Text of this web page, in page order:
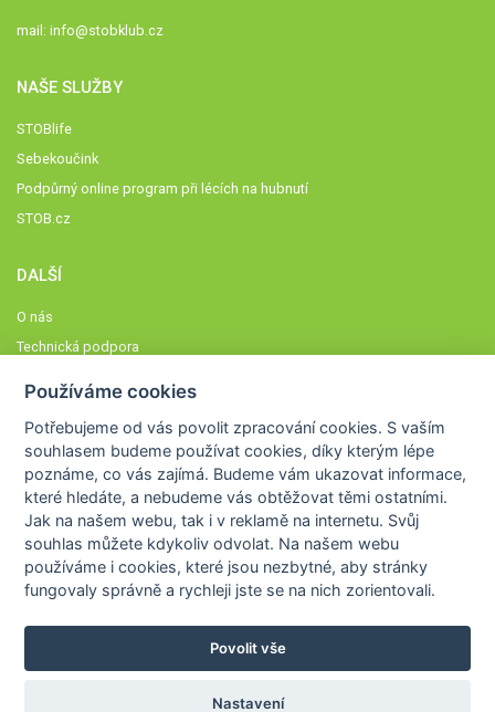
mail: info@stobklub.cz
NAŠE SLUŽBY
STOBlife
Sebekoučink
Podpůrný online program při lécích na hubnutí
STOB.cz
DALŠÍ
O nás
Technická podpora
Členové STOBklubu
Zásady nakládání s osobními údaji
Otestujte se
Spočítejte si
Výzva 52
WWW.HRAVEZIJZDRAVE.CZ
Používáme cookies
Potřebujeme od vás povolit zpracování cookies. S vaším
souhlasem budeme používat cookies, díky kterým lépe
poznáme,co vás zajímá. Budeme vám ukazovat informace,
které hledáte, a nebudeme vás obtěžovat těmi ostatními.
Jak na našem webu, tak i v reklamě na internetu. Svůj
souhlas můžete kdykoliv odvolat. Na našem webu
používáme i cookies, které jsou nezbytné, aby stránky
fungovaly správně a rychleji jste se na nich zorientovali.
Povolit vše
Nastavení